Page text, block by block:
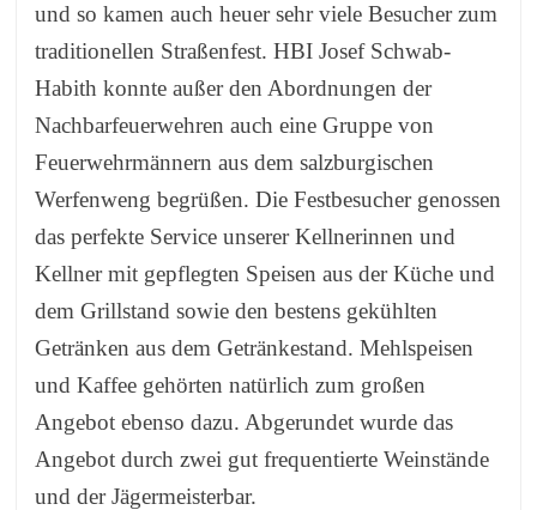
und so kamen auch heuer sehr viele Besucher zum
traditionellen Straßenfest. HBI Josef Schwab-
Habith konnte außer den Abordnungen der
Nachbarfeuerwehren auch eine Gruppe von
Feuerwehrmännern aus dem salzburgischen
Werfenweng begrüßen. Die Festbesucher genossen
das perfekte Service unserer Kellnerinnen und
Kellner mit gepflegten Speisen aus der Küche und
dem Grillstand sowie den bestens gekühlten
Getränken aus dem Getränkestand. Mehlspeisen
und Kaffee gehörten natürlich zum großen
Angebot ebenso dazu. Abgerundet wurde das
Angebot durch zwei gut frequentierte Weinstände
und der Jägermeisterbar.